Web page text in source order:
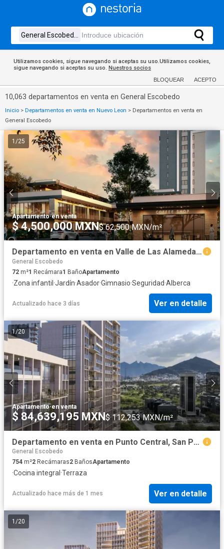
Utilizamos cookies, sigue navegando si aceptas su uso.Utilizamos cookies,
sigue navegando si aceptas su uso. Nuestros socios
BLOQUEAR ACEPTO
10,063 departamentos en venta en General Escobedo
Inicio > Departamentos en venta en Nuevo Leon > Departamentos en venta en
General Escobedo
1 /25
Apartamento·en venta
$ 4,500,000 MXN$ 62,500 MXN/m²
Departamento en venta en Valle de Las Alamedas, San Nicolás de los Garza, Nuevo León
General Escobedo
72 m²1 Recámara1 BañoApartamento
·Zona infantil ·Jardín·Asador·Gimnasio·Seguridad·Alberca
Actualizado hace 3 días Ver en detalle
1/20
Apartamento·en venta
$ 84,639,195 MXN$ 112,253 MXN/m²
Departamento en venta en Punto Central, San Pedro Garza García, Nuevo León
General Escobedo
754 m²2 Recámaras2 BañosApartamento
·Cocina integral ·Terraza
Actualizado hace más de 1 mes Ver en detalle
1 /20